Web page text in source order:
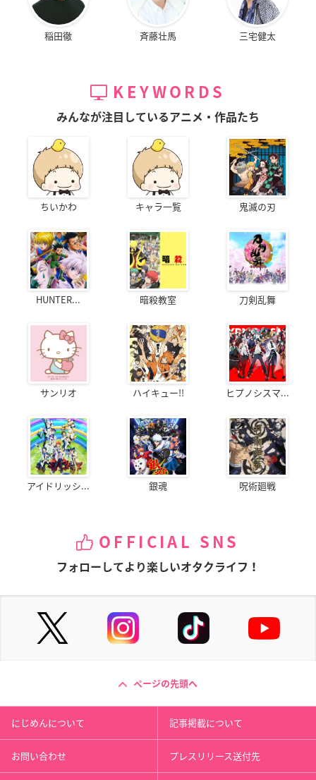
稲田徹 斉藤壮馬 三宅健太
KEYWORDS
みんなが注目しているアニメ・作品たち
ちいかわ キャラ一覧 鬼滅の刃
HUNTER... 暗殺教室 刀剣乱舞
サンリオ ハイキュー!! ヒプノシスマ...
アイドリッシ... 銀魂 呪術廻戦
OFFICIAL SNS
フォローしてより楽しいオタクライフ！
ページの先頭へ
にじめんについて 記事掲載について
お問い合わせ プレスリリース送付先